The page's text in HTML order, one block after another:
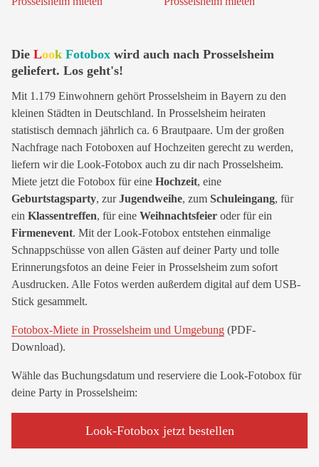
Die Look Fotobox wird auch nach Prosselsheim
geliefert. Los geht's!
Mit 1.179 Einwohnern gehört Prosselsheim in Bayern zu den
kleinen Städten in Deutschland. In Prosselsheim heiraten
statistisch demnach jährlich ca. 6 Brautpaare. Um der großen
Nachfrage nach Fotoboxen auf Hochzeiten gerecht zu werden,
liefern wir die Look-Fotobox auch zu dir nach Prosselsheim.
Miete jetzt die Fotobox für eine Hochzeit, eine
Geburtstagsparty, zurJugendweihe, zum Schuleingang, für
ein Klassentreffen, für eine Weihnachtsfeier oder für ein
Firmenevent. Mit der Look-Fotobox entstehen einmalige
Schnappschüsse von allen Gästen auf deiner Party und tolle
Erinnerungsfotos an deine Feier in Prosselsheim zum sofort
Ausdrucken. Alle Fotos werden außerdem digital auf dem USB-
Stick gesammelt.
Fotobox-Miete in Prosselsheim und Umgebung (PDF-
Download).
Wähle das Buchungsdatum und reserviere die Look-Fotobox für
deine Party in Prosselsheim:
Look-Fotobox jetzt bestellen